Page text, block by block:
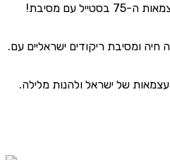
!הצטרפו אלינו לחגוג את יום העצמאות ה-75 בסטייל עם מסיבת
.תהנו מערב מלא זוהר של מוזיקה חיה ומסיבת ריקודים ישראליים עם
.בואו לחגוג יחד ולכבד את יום העצמאות של ישראל ולהנות מלילה